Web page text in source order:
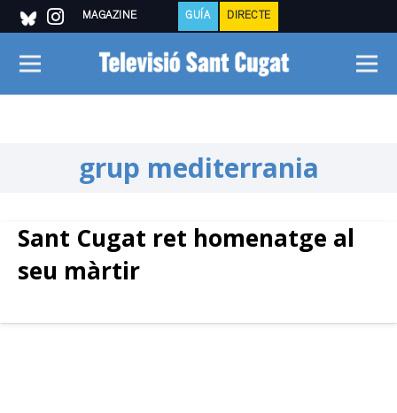
MAGAZINE GUÍA DIRECTE
grup mediterrania
Sant Cugat ret homenatge al
seu màrtir